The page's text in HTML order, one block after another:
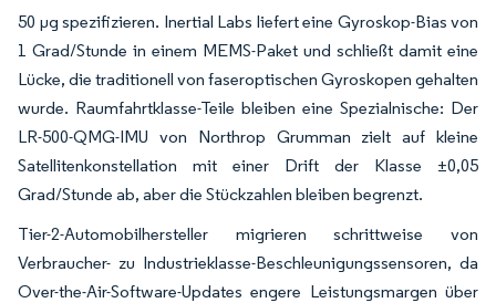
50 µg spezifizieren. Inertial Labs liefert eine Gyroskop-Bias von
1 Grad/Stunde in einem MEMS-Paket und schließt damit eine
Lücke, die traditionell von faseroptischen Gyroskopen gehalten
wurde. Raumfahrtklasse-Teile bleiben eine Spezialnische: Der
LR-500-QMG-IMU von Northrop Grumman zielt auf kleine
Satellitenkonstellation mit einer Drift der Klasse ±0,05
Grad/Stunde ab, aber die Stückzahlen bleiben begrenzt.
Tier-2-Automobilhersteller migrieren schrittweise von
Verbraucher- zu Industrieklasse-Beschleunigungssensoren, da
Over-the-Air-Software-Updates engere Leistungsmargen über